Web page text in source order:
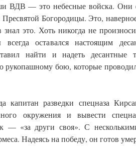
ВДВ — это небесные войска. Они
Богородицы. Это,
это. Хоть никогда не
оставался настоящим
найти и надеть десантные
рукопашному бою, которые
капитан разведки спецназа
окружения и вывести
— «за други своя». С
Надеясь на победу, он готов